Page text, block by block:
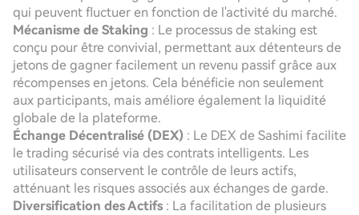
qui peuvent fluctuer en fonction de l'activité du marché.
Mécanisme de Staking : Le processus de staking est
conçu pour être convivial, permettant aux détenteurs de
jetons de gagner facilement un revenu passif grâce aux
récompenses en jetons. Cela bénéficie non seulement
aux participants, mais améliore également la liquidité
globale de la plateforme.
Échange Décentralisé (DEX) : Le DEX de Sashimi facilite
le trading sécurisé via des contrats intelligents. Les
utilisateurs conservent le contrôle de leurs actifs,
atténuant les risques associés aux échanges de garde.
Diversification des Actifs : La facilitation de plusieurs